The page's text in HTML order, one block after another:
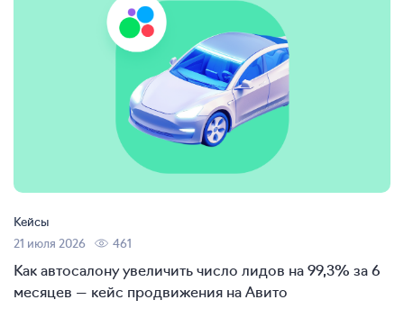
Кейсы
21 июля 2026
461
Как автосалону увеличить число лидов на 99,3% за 6
месяцев — кейс продвижения на Авито